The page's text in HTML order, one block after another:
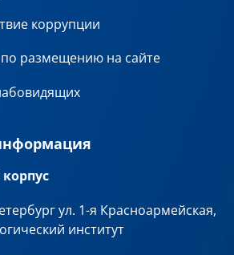
коррупции
размещению на сайте
ул. 1-я Красноармейская,
институт